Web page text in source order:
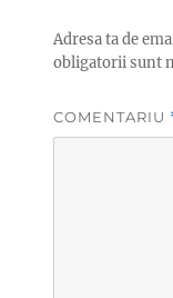
Adresa ta de
obligatorii sunt
COMENTARIU